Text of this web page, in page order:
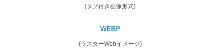
(タグ付き画像形式)
WEBP
(ラスターWebイメージ)